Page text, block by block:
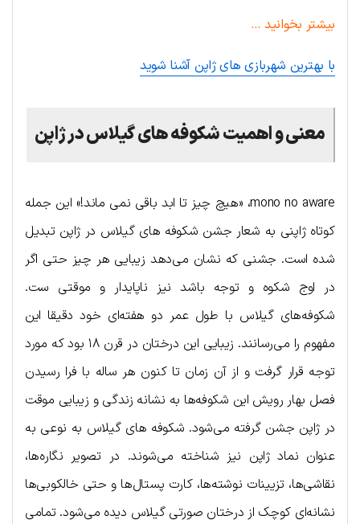
بیشتر بخوانید …
با بهترین شهربازی‌ های ژاپن آشنا شوید
معنی و اهمیت شکوفه های گیلاس در ژاپن
mono no aware، «هیچ چیز تا ابد باقی نمی ماند!» این جمله
کوتاه ژاپنی به شعار جشن شکوفه های گیلاس در ژاپن تبدیل
شده است. جشنی که نشان می‌دهد زیبایی هر چیز حتی اگر
در اوج شکوه و توجه باشد نیز ناپایدار و موقتی ست.
شکوفه‌های گیلاس با طول عمر دو هفته‌ای خود دقیقا این
مفهوم را می‌رسانند. زیبایی این درختان در قرن ۱۸ بود که مورد
توجه قرار گرفت و از آن زمان تا کنون هر ساله با فرا رسیدن
فصل بهار رویش این شکوفه‌ها به نشانه زندگی و زیبایی موقت
در ژاپن جشن گرفته می‌شود. شکوفه‌ های گیلاس به نوعی به
عنوان نماد ژاپن نیز شناخته می‌شوند. در تصویر نگاره‌ها،
نقاشی‌ها، تزیینات نوشته‌ها، کارت پستال‌ها و حتی خالکوبی‌ها
نشانه‌ای کوچک از درختان صورتی گیلاس دیده می‌شود. تمامی